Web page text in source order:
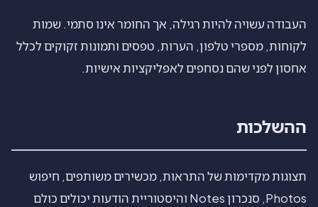
העבודה עשויה להיות רגילה, אך החומר אינו סתמי. שמות
לקוחות, מספרי טלפון, הערות, טפסים ותמונות זקוקים לכלל
אחסון לפני שהם נסחפים לאפליקציות אישיות.
ההשלכות
תצוגות מקדימות של התראות, מכשירים משותפים, חיפוש
Photos, סנכרון Notes והיסטוריית הודעות יכולים כולם